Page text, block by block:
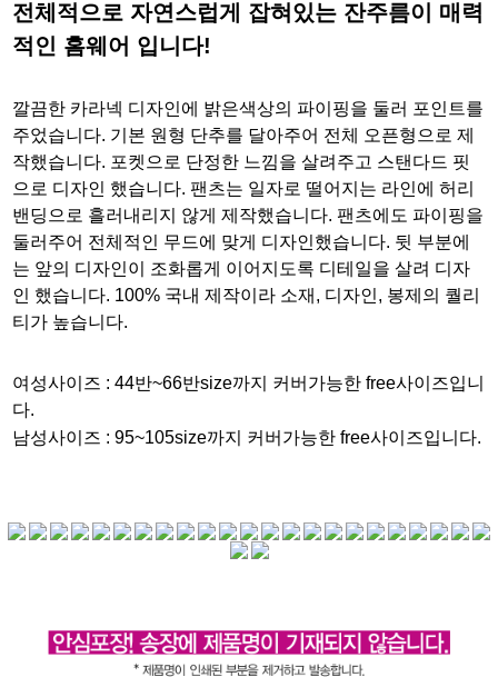
전체적으로 자연스럽게 잡혀있는 잔주름이 매력
적인 홈웨어 입니다!
깔끔한 카라넥 디자인에 밝은색상의 파이핑을 둘러 포인트를
주었습니다. 기본 원형 단추를 달아주어 전체 오픈형으로 제
작했습니다. 포켓으로 단정한 느낌을 살려주고 스탠다드 핏
으로 디자인 했습니다. 팬츠는 일자로 떨어지는 라인에 허리
밴딩으로 흘러내리지 않게 제작했습니다. 팬츠에도 파이핑을
둘러주어 전체적인 무드에 맞게 디자인했습니다. 뒷 부분에
는 앞의 디자인이 조화롭게 이어지도록 디테일을 살려 디자
인 했습니다. 100% 국내 제작이라 소재, 디자인, 봉제의 퀄리
티가 높습니다.
여성사이즈 : 44반~66반size까지 커버가능한 free사이즈입니
다.
남성사이즈 : 95~105size까지 커버가능한 free사이즈입니다.